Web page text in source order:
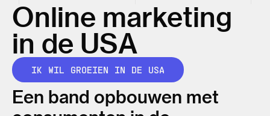
Online marketing
in de USA
IK WIL GROEIEN IN DE USA
Een band opbouwen met